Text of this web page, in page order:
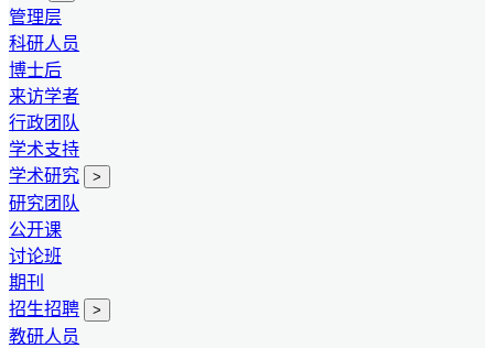
管理层
科研人员
博士后
来访学者
行政团队
学术支持
学术研究
>
研究团队
公开课
讨论班
期刊
招生招聘
>
教研人员